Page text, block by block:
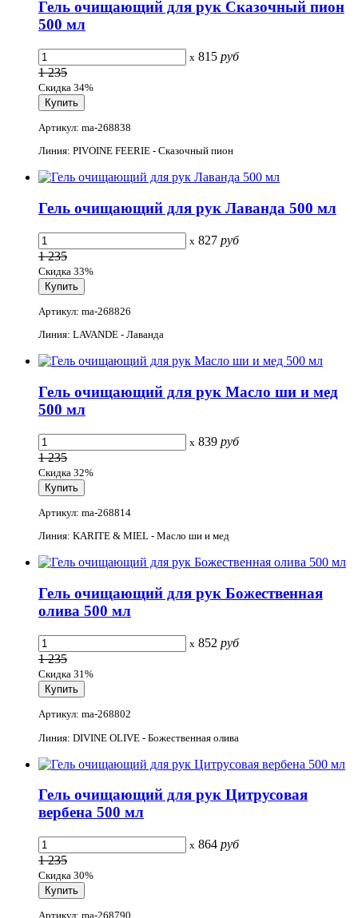
Гель очищающий для рук Сказочный пион
500 мл
x 815 руб
1 235
Скидка 34%
Артикул: ma-268838
Линия: PIVOINE FEERIE - Сказочный пион
Гель очищающий для рук Лаванда 500 мл
x 827 руб
1 235
Скидка 33%
Артикул: ma-268826
Линия: LAVANDE - Лаванда
Гель очищающий для рук Масло ши и мед
500 мл
x 839 руб
1 235
Скидка 32%
Артикул: ma-268814
Линия: KARITE & MIEL - Масло ши и мед
Гель очищающий для рук Божественная
олива 500 мл
x 852 руб
1 235
Скидка 31%
Артикул: ma-268802
Линия: DIVINE OLIVE - Божественная олива
Гель очищающий для рук Цитрусовая
вербена 500 мл
x 864 руб
1 235
Скидка 30%
Артикул: ma-268790